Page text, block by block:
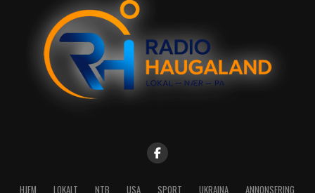
HJEM LOKALT NTB USA SPORT UKRAINA ANNONSERING